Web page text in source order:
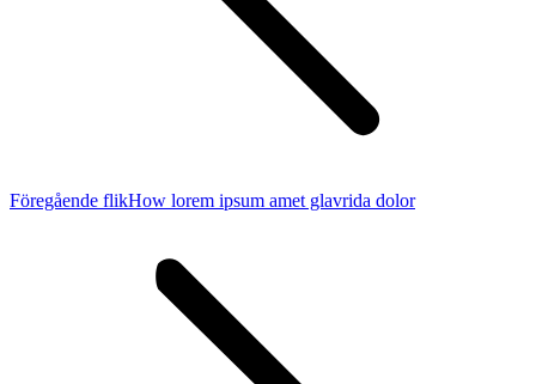
Föregående flikHow lorem ipsum amet glavrida dolor